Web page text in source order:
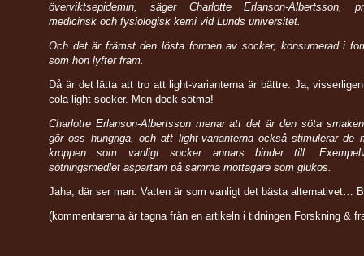
överviktsepidemin, säger Charlotte Erlanson-Albertsson,
medicinsk och fysiologisk kemi vid Lunds universitet.
Och det är främst den lösta formen av socker, konsumerad i
som hon lyfter fram.
Då är det lätta att tro att light-varianterna är bättre. Ja,
cola-light socker. Men dock sötma!
Charlotte Erlanson-Albertsson menar att det är den söta
gör oss hungriga, och att light-varianterna också stimulerar de
kroppen som vanligt socker annars binder till.
sötningsmedlet aspartam på samma mottagare som glukos.
Jaha, där ser man. Vatten är som vanligt det bästa alternativet…
(kommentarerna är tagna från en artikeln i tidningen Forskning &